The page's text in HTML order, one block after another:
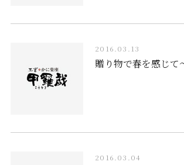
2016.03.13
贈り物で春を感じて
2016.03.04